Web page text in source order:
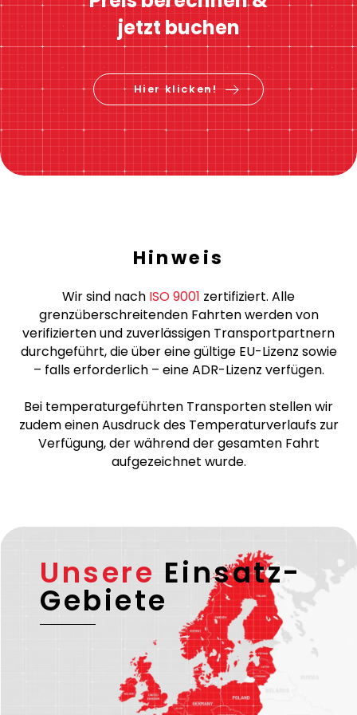
jetzt buchen
Hier klicken!
Hinweis
Wir sind nach ISO 9001 zertifiziert. Alle
grenzüberschreitenden Fahrten werden von
verifizierten und zuverlässigen Transportpartnern
durchgeführt, die über eine gültige EU-Lizenz sowie
– falls erforderlich – eine ADR-Lizenz verfügen.
Bei temperaturgeführten Transporten stellen wir
zudem einen Ausdruck des Temperaturverlaufs zur
Verfügung, der während der gesamten Fahrt
aufgezeichnet wurde.
Unsere Einsatz-
Gebiete